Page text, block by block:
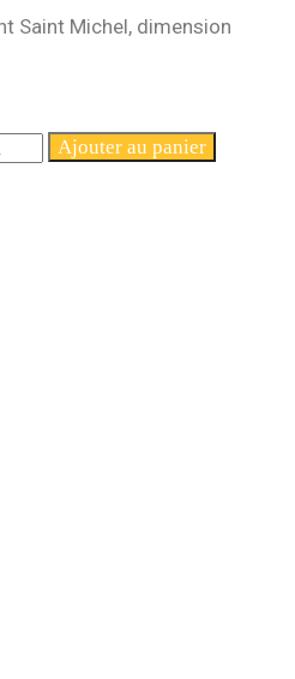
Saint Michel, dimension
Ajouter au panier